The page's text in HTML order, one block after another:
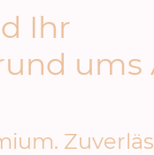
Ihr
ums